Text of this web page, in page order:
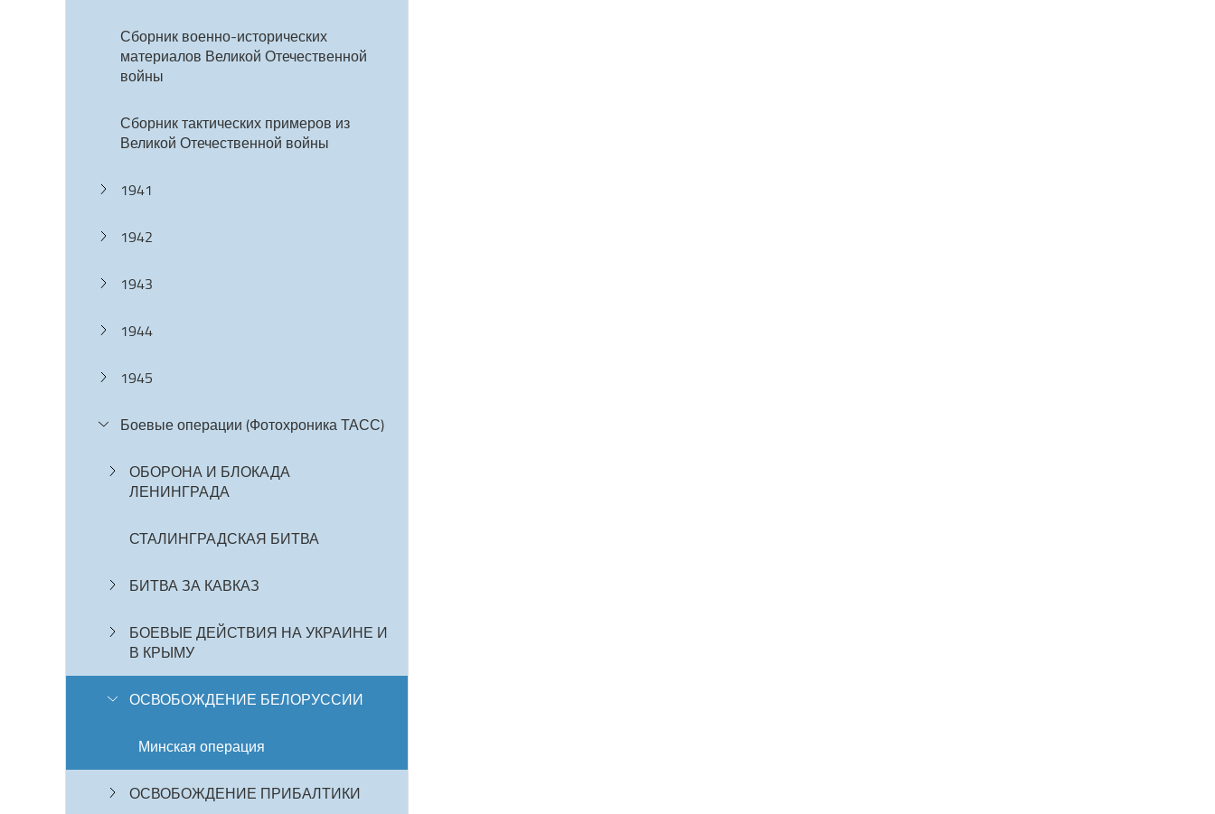
Сборник военно-исторических
материалов Великой Отечественной
войны
Сборник тактических примеров из
Великой Отечественной войны
1941
1942
1943
1944
1945
Боевые операции (Фотохроника ТАСС)
ОБОРОНА И БЛОКАДА
ЛЕНИНГРАДА
СТАЛИНГРАДСКАЯ БИТВА
БИТВА ЗА КАВКАЗ
БОЕВЫЕ ДЕЙСТВИЯ НА УКРАИНЕ И
В КРЫМУ
ОСВОБОЖДЕНИЕ БЕЛОРУССИИ
Минская операция
ОСВОБОЖДЕНИЕ ПРИБАЛТИКИ